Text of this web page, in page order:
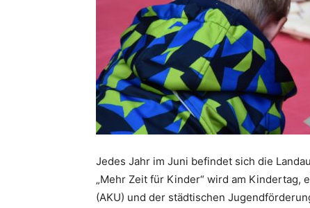
Jedes Jahr im Juni befindet sich die
„Mehr Zeit für Kinder“ wird am Kindertag,
(AKU) und der städtischen